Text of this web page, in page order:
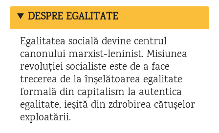
DESPRE EGALITATE
Egalitatea socială devine centrul
canonului marxist-leninist. Misiunea
revoluției socialiste este de a face
trecerea de la înșelătoarea egalitate
formală din capitalism la autentica
egalitate, ieșită din zdrobirea cătușelor
exploatării.